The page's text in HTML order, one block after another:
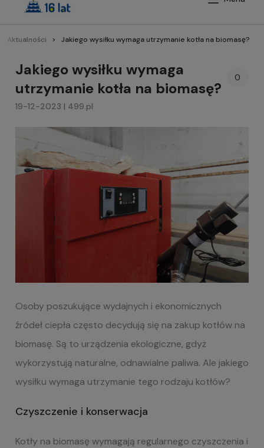
Aktualności Jakiego wysiłku wymaga utrzymanie kotła na biomasę?
Jakiego wysiłku wymaga
utrzymanie kotła na biomasę?
0
19-12-2023 | 499.pl
Osoby poszukujące wydajnych i ekonomicznych
źródeł ciepła często decydują się na zakup kotłów na
biomasę. Są to urządzenia ekologiczne, gdyż
wykorzystują naturalne, odnawialne paliwa. Ale jakiego
wysiłku wymaga utrzymanie tego rodzaju kotłów?
Czyszczenie i konserwacja
Kotły na biomasę wymagają regularnego czyszczenia i